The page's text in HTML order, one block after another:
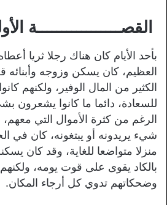
القصـــــــــــــــــة
بأحد الأيام كان هناك رجلا ثريا
العظيم، كان يسكن وزوجه وأبنائه
الكثير من المال الوفير، ولكنهم
للسعادة، دائما ما كانوا يشعرون
الرغم من كثرة الأموال التي
شيء يريدونه أو يبتغونه، كان في
منزلا متواضعا للغاية، وقد كان
بالكاد يقوى على قوت يومه، ولكنهم
وضحكاتهم تدوي كل أرجاء المكان.